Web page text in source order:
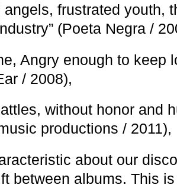
angels, frustrated youth,
(Poeta Negra /
Angry enough to keep
/ 2008),
without honor and
productions / 2011),
about our
between albums. This